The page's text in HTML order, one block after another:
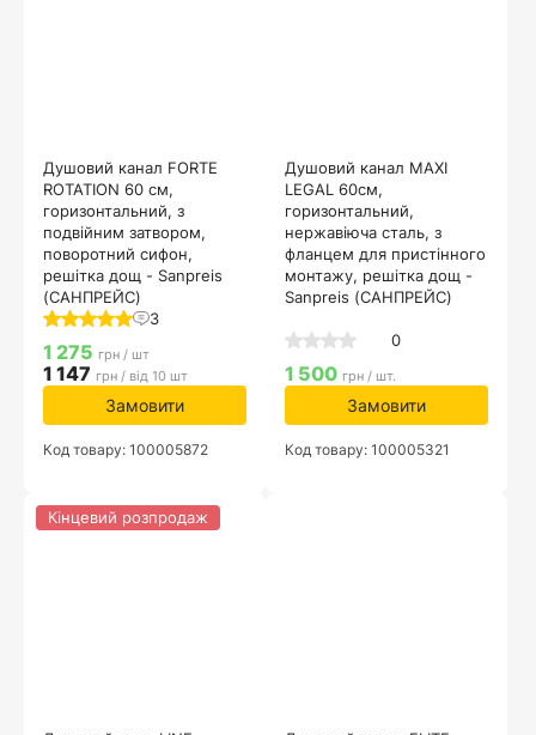
Душовий канал FORTE
ROTATION 60 см,
горизонтальний, з
подвійним затвором,
поворотний сифон,
решітка дощ - Sanpreis
(САНПРЕЙС)
3
1 275 грн / шт
1 147 грн / від 10 шт
Замовити
Код товару: 100005872
Душовий канал MAXI
LEGAL 60см,
горизонтальний,
нержавіюча сталь, з
фланцем для пристінного
монтажу, решітка дощ -
Sanpreis (САНПРЕЙС)
0
1 500 грн / шт.
Замовити
Код товару: 100005321
Кінцевий розпродаж